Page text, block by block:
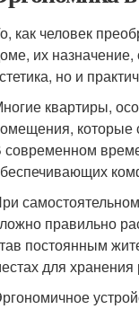
как человек
их
но и
квартиры,
которые
современном
правильно
постоянным
для